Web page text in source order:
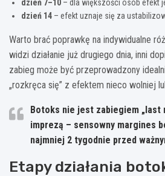
dzień 7–10 – dla większości osób efekt
dzień 14 – efekt uznaje się za
Warto brać poprawkę na indywidualne
widzi działanie już drugiego dnia, inni
zabieg może być przeprowadzony
„rozkręca się” z efektem nieco wolniej
Botoks nie jest zabiegiem „last
imprezą – sensowny margines
najmniej 2 tygodnie przed
Etapy działania